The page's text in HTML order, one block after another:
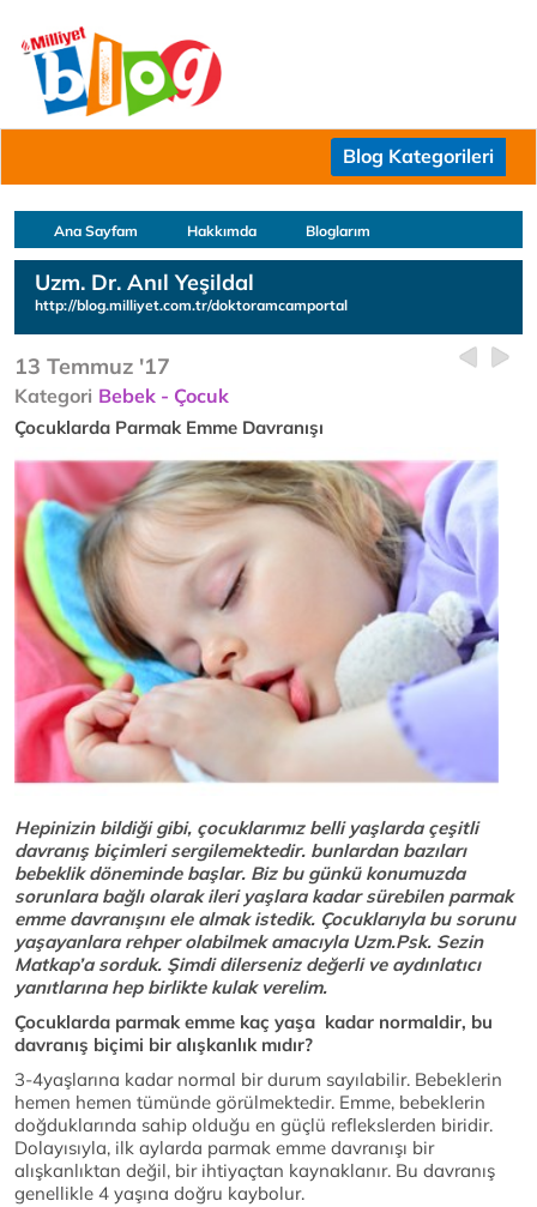
Blog Kategorileri
Ana Sayfam Hakkımda Bloglarım
Uzm. Dr. Anıl Yeşildal
http://blog.milliyet.com.tr/doktoramcamportal
13 Temmuz '17
Kategori Bebek - Çocuk
Çocuklarda Parmak Emme Davranışı
Hepinizin bildiği gibi, çocuklarımız belli yaşlarda çeşitli
davranış biçimleri sergilemektedir. bunlardan bazıları
bebeklik döneminde başlar. Biz bu günkü konumuzda
sorunlara bağlı olarak ileri yaşlara kadar sürebilen parmak
emme davranışını ele almak istedik. Çocuklarıyla bu sorunu
yaşayanlara rehper olabilmek amacıyla Uzm.Psk. Sezin
Matkap’a sorduk. Şimdi dilerseniz değerli ve aydınlatıcı
yanıtlarına hep birlikte kulak verelim.
Çocuklarda parmak emme kaç yaşa kadar normaldir, bu
davranış biçimi bir alışkanlık mıdır?
3-4yaşlarına kadar normal bir durum sayılabilir. Bebeklerin
hemen hemen tümünde görülmektedir. Emme, bebeklerin
doğduklarında sahip olduğu en güçlü reflekslerden biridir.
Dolayısıyla, ilk aylarda parmak emme davranışı bir
alışkanlıktan değil, bir ihtiyaçtan kaynaklanır. Bu davranış
genellikle 4 yaşına doğru kaybolur.